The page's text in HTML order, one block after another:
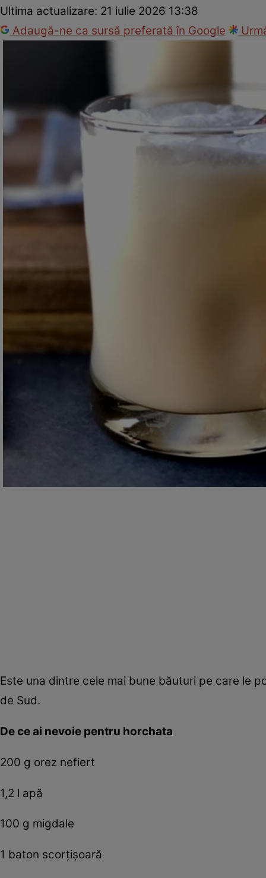
Ultima actualizare: 21 iulie 2026 13:38
Adaugă-ne ca sursă preferată în Google
Este una dintre cele mai bune băuturi pe care le
de Sud.
De ce ai nevoie pentru horchata
200 g orez nefiert
1,2 l apă
100 g migdale
1 baton scorţişoară